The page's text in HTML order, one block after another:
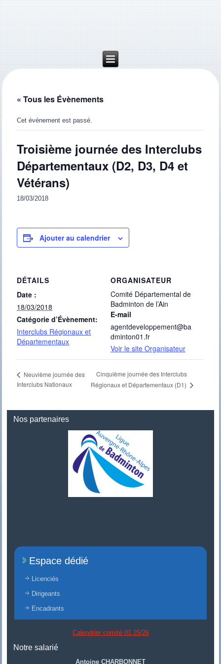
« Tous les Évènements
Cet évènement est passé.
Troisième journée des Interclubs
Départementaux (D2, D3, D4 et
Vétérans)
18/03/2018
Ajouter au calendrier
DÉTAILS
Date :
18/03/2018
Catégorie d’Évènement:
Interclubs Régionaux et
Départementaux
ORGANISATEUR
Comité Départemental de
Badminton de l’Ain
E-mail
agentdeveloppement@ba
dminton01.fr
Voir le site Organisateur
Neuvième journée des
Interclubs Nationaux
Cinquième journée des Interclubs
Régionaux et Départementaux (D1)
Nos partenaires
Espace dédié
Licenciés
Dirigeants
Encadrants
Calendrier comité 01 25/26
Notre salarié
Antoine CHARBONNET